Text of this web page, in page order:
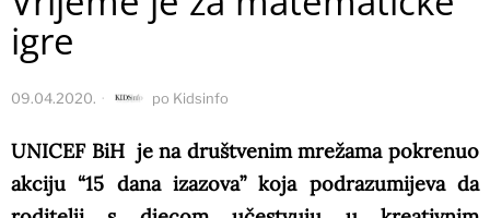
igre
09.04.2020. po Kidsinfo
UNICEF BiH je na društvenim mrežama pokrenuo
akciju “15 dana izazova” koja podrazumijeva da